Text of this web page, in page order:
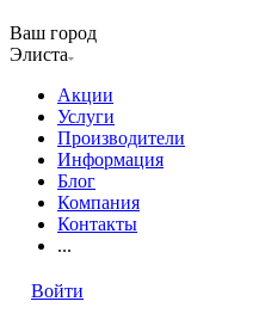
Ваш город
Элиста
Акции
Услуги
Производители
Информация
Блог
Компания
Контакты
...
Войти